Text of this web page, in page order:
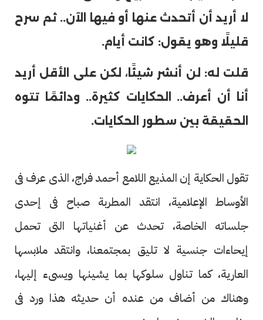
لا أريد أن أتحدث عنها أو فيها الآن.. ثم سرح
قليلًا وهو يقول: كانت أيام.
قلت له: لن أنشر شيئًا، لكن على الأقل أريد
أنا أن أعرف.. الحكايات كثيرة.. ودائمًا تتوه
الحقيقة بين سطور الحكايات.
تقول الحكاية إن المذيع اللامع أحمد فراج، الذى عرف فى
الأوساط الإعلامية، انتقد المطربة صباح فى إحدى
جلساته الخاصة، تحدث عن أغنياتها التى تحمل
إيحاءات جنسية لا تليق بمجتمعنا، وانتقد ملابسها
العارية، كما تناول سلوكها بما يشينها ويسىء إليها،
وهناك من أضاف من عنده أن حديثه هذا ورد فى